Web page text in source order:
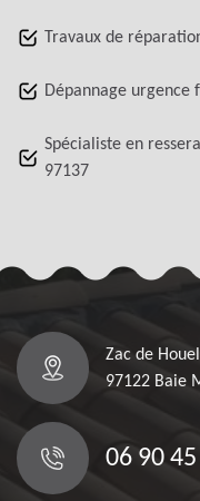
Travaux de
Dépannage
Spécialiste en
97137
Zac de
97122 Baie
06 90